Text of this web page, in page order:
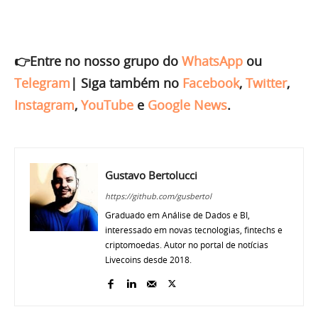
👉Entre no nosso grupo do WhatsApp ou
Telegram | Siga também no Facebook, Twitter,
Instagram, YouTube e Google News.
Gustavo Bertolucci
https://github.com/gusbertol
Graduado em Análise de Dados e BI,
interessado em novas tecnologias, fintechs e
criptomoedas. Autor no portal de notícias
Livecoins desde 2018.